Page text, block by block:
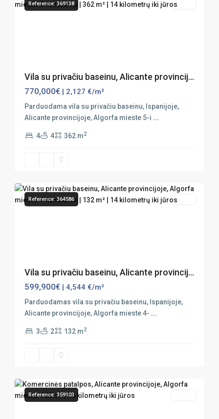
Reference: 369138
Vila su privačiu baseinu, Alicante provincij...
770,000€ | 2,127 €/m²
Parduodama vila su privačiu baseinu, Ispanijoje,
Alicante provincijoje, Algorfa mieste 5-i ...
4 4 362 m2
Reference: 364586
Vila su privačiu baseinu, Alicante provincij...
599,900€ | 4,544 €/m²
Parduodamas vila su privačiu baseinu, Ispanijoje,
Alicante provincijoje, Algorfa mieste 4- ...
3 2 132 m2
Reference: 359103